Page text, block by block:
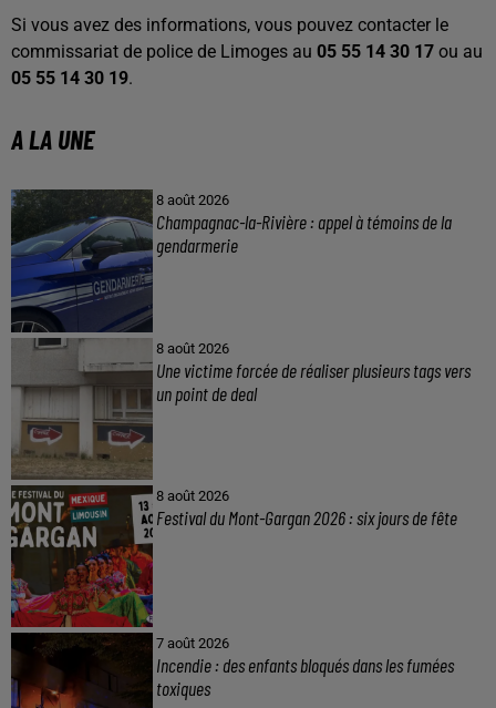
Si vous avez des informations, vous pouvez contacter le
commissariat de police de Limoges au 05 55 14 30 17 ou au
05 55 14 30 19.
A LA UNE
8 août 2026
Champagnac-la-Rivière : appel à témoins de la
gendarmerie
8 août 2026
Une victime forcée de réaliser plusieurs tags vers
un point de deal
8 août 2026
Festival du Mont-Gargan 2026 : six jours de fête
7 août 2026
Incendie : des enfants bloqués dans les fumées
toxiques